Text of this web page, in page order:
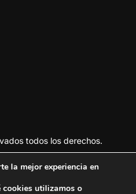
todos los derechos.
la mejor experiencia en
cookies utilizamos o